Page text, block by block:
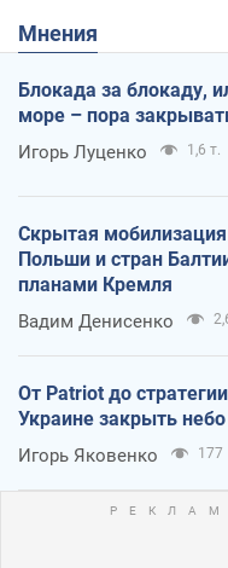
Мнения
Блокада за блокаду,
море – пора
Игорь Луценко 1,6 т.
Скрытая
Польши и стран
планами Кремля
Вадим Денисенко
От Patriot до
Украине закрыть
Игорь Яковенко 177